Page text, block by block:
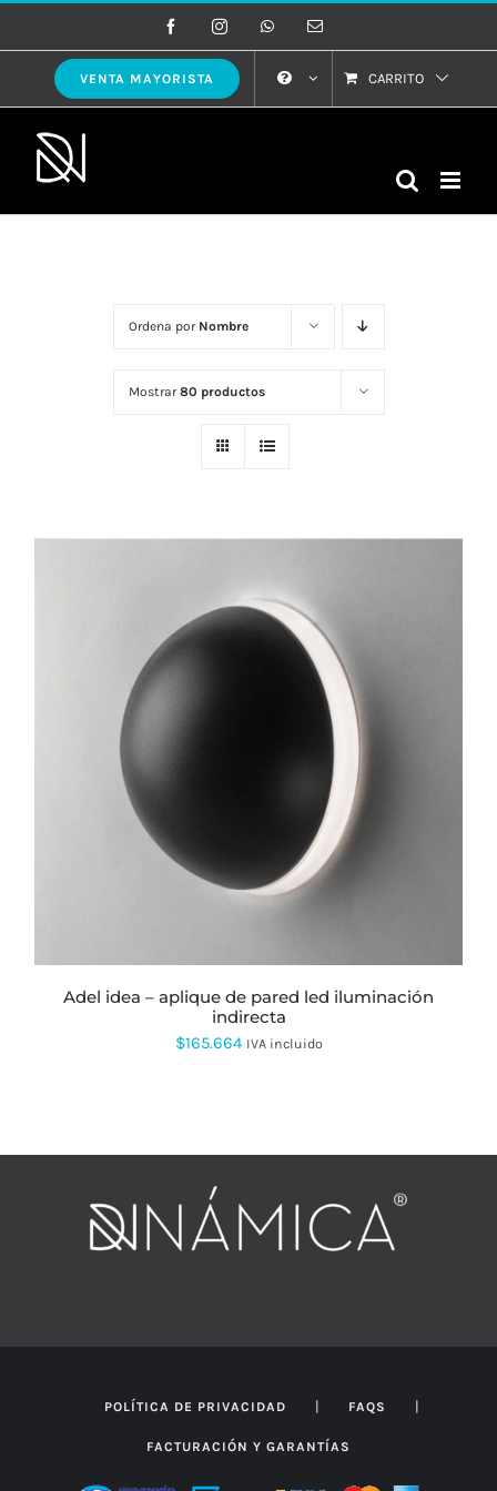
al
contenido
FacebookInstagramWhatsAppCorreo
VENTA MAYORISTA CARRITO
Ordena por Nombre
Mostrar80 productos
MÚLTIPLES
VARIANTES.
OPCIONES
SE
PÁGINA
DE
adel idea – aplique de pared led iluminación
indirecta
$165.664 IVA incluido
POLÍTICA DE PRIVACIDAD | FAQS |
FACTURACIÓN Y GARANTÍAS